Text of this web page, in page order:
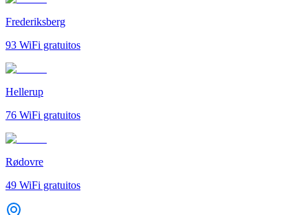
Frederiksberg
93 WiFi gratuitos
Hellerup
76 WiFi gratuitos
Rødovre
49 WiFi gratuitos